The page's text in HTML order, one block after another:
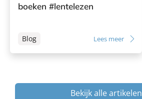
boeken #lentelezen
Blog Lees meer
Bekijk alle artikelen